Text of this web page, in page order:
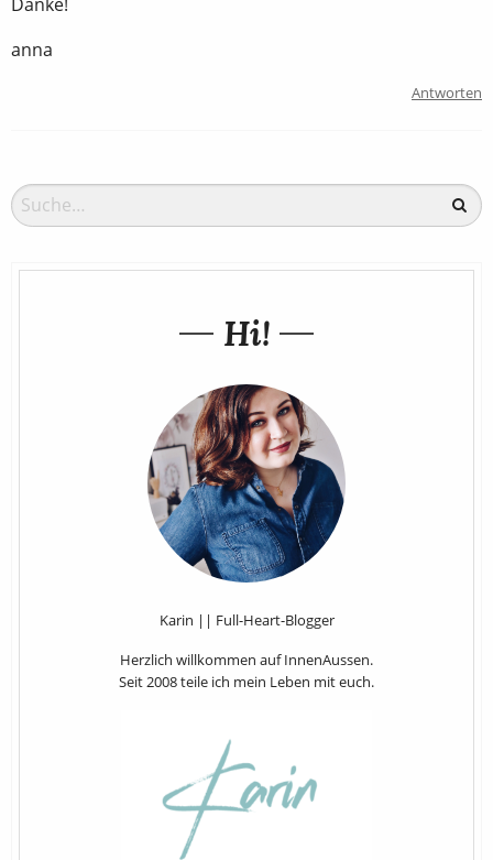
anna
Antworten
Hi!
Karin || Full-Heart-Blogger
Herzlich willkommen auf InnenAussen.
Seit 2008 teile ich mein Leben mit euch.